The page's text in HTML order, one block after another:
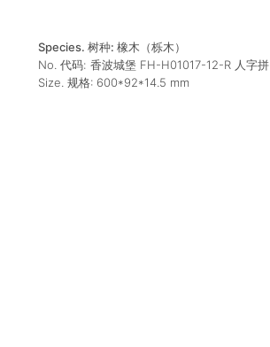
Species. 树种: 橡木（栎木）
No. 代码: 香波城堡 FH-H01017-12-R 人字拼
Size. 规格: 600*92*14.5 mm